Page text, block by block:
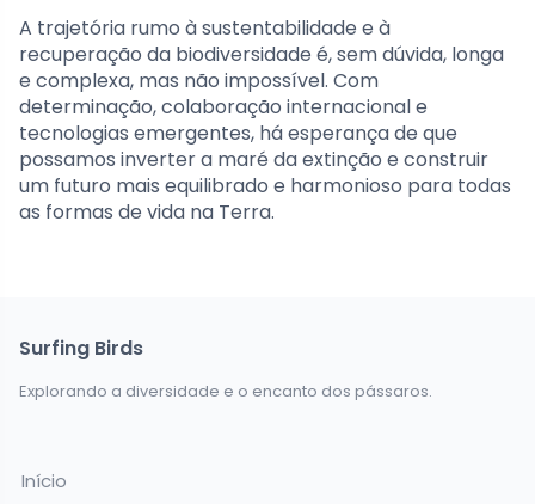
A trajetória rumo à sustentabilidade e à
recuperação da biodiversidade é, sem dúvida, longa
e complexa, mas não impossível. Com
determinação, colaboração internacional e
tecnologias emergentes, há esperança de que
possamos inverter a maré da extinção e construir
um futuro mais equilibrado e harmonioso para todas
as formas de vida na Terra.
Surfing Birds
Explorando a diversidade e o encanto dos pássaros.
Início